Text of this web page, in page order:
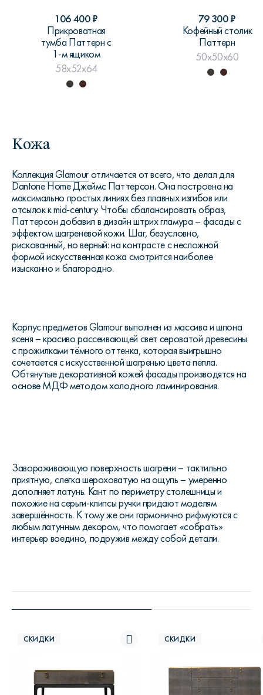
106 400₽
Прикроватная
тумба Паттерн с
1-м ящиком
58x52x64
79 300₽
Кофейный столик
Паттерн
50x50x60
Кожа
Коллекция Glamourотличается от всего, что делал для
Dantone Home Джеймс Паттерсон. Она построена на
максимально простых линиях без плавных изгибов или
отсылок к mid-century. Чтобы сбалансировать образ,
Паттерсон добавил в дизайн штрих гламура – фасады с
эффектом шагреневой кожи. Шаг, безусловно,
рискованный, но верный: на контрасте с несложной
формой искусственная кожа смотрится наиболее
изысканно и благородно.
Корпус предметов Glamour выполнен из массива и шпона
ясеня – красиво рассеивающей свет сероватой древесины
с прожилками тёмного оттенка, которая выигрышно
сочетается с искусственной шагренью цвета пепла.
Обтянутые декоративной кожей фасады производятся на
основе МДФ методом холодного ламинирования.
Завораживающую поверхность шагрени – тактильно
приятную, слегка шероховатую на ощупь – умеренно
дополняет латунь. Кант по периметру столешницы и
похожие на серьги-клипсы ручки придают моделям
завершённость. К тому же они гармонично рифмуются с
любым латунным декором, что помогает «собрать»
интерьер воедино, подружив между собой детали.
СКИДКИ СКИДКИ